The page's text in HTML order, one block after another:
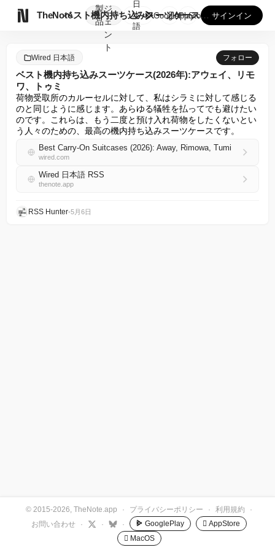
TheNote
製
品
ジ
ェ
ン
ト
ベスト機内持ち込みスーツケース(2026年):アウェイ、リモ...
日
本
語
GooglePlay
AppStore サインイン
Wired 日本語 フォロー
ベスト機内持ち込みスーツケース(2026年):アウェイ、リモ
ワ、トゥミ
荷物受取所のカルーセルに対して、私はシラミに対して感じる
のと同じように感じます。あらゆる犠牲を払ってでも避けたい
のです。これらは、もう二度と預け入れ荷物をしたくないとい
う人々のための、最高の機内持ち込みスーツケースです。
Best Carry-On Suitcases (2026): Away, Rimowa, Tumi
wired.com
Wired 日本語 RSS
thenote.app
RSS Hunter•5月6日
© 2015-2026, TheNote.app · プライバシーポリシー · 利用規約
·
お問い合わせ
· · · GooglePlay
 AppStore
 MacOS